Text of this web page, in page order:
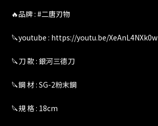
🔥品牌 : #二唐刃物
🔪youtube : https://youtu.be/XeAnL4NXk0w
🔪刀 款 : 銀河三德刀
🔪鋼 材 : SG-2粉末鋼
🔪規 格 : 18cm